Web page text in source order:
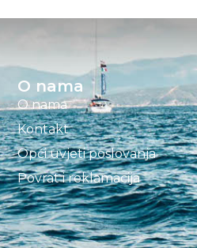
O nama
O nama
Kontakt
Opći uvjeti poslovanja
Povrat i reklamacija